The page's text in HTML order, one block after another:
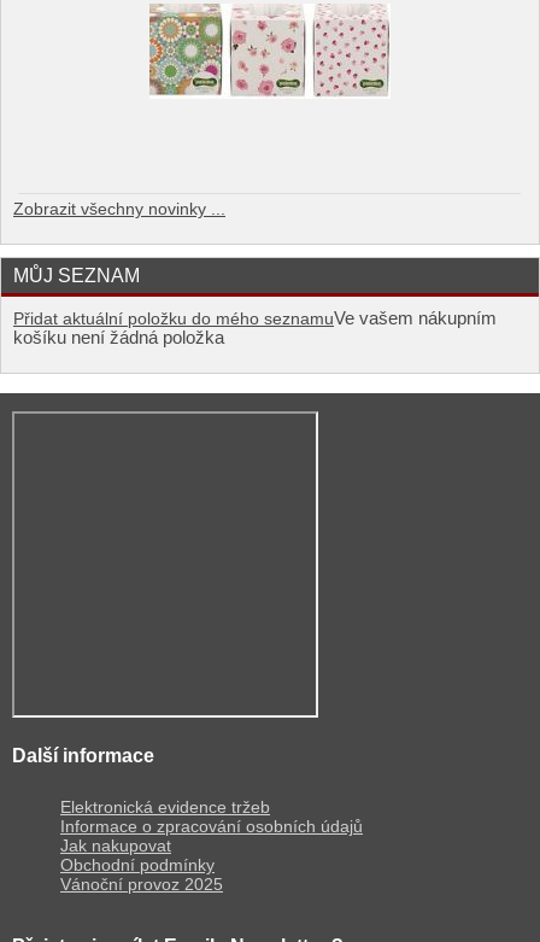
Zobrazit všechny novinky ...
MŮJ SEZNAM
Přidat aktuální položku do mého seznamuVe vašem nákupním
košíku není žádná položka
Další informace
Elektronická evidence tržeb
Informace o zpracování osobních údajů
Jak nakupovat
Obchodní podmínky
Vánoční provoz 2025